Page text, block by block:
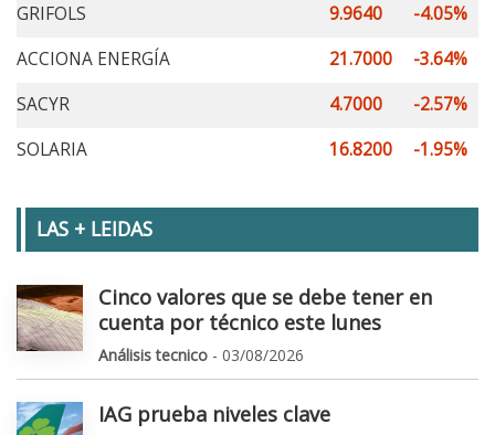
GRIFOLS
9.9640
-4.05%
ACCIONA ENERGÍA
21.7000
-3.64%
SACYR
4.7000
-2.57%
SOLARIA
16.8200 -1.95%
LAS + LEIDAS
Cinco valores que se debe tener en
cuenta por técnico este lunes
Análisis tecnico - 03/08/2026
IAG prueba niveles clave